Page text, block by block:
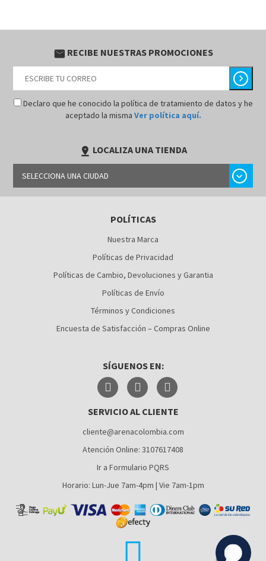
email RECIBE NUESTRAS PROMOCIONES
chevron_right
Declaro que he conocido la política de tratamiento de datos y he
aceptado la misma Ver política aquí.
pin_drop LOCALIZA UNA TIENDA
SELECCIONA UNA CIUDAD chevron_right
BARRANQUILLA
SANTA MARTA
VILLAVICENCIO
POLÍTICAS
Nuestra Marca
Políticas de Privacidad
Políticas de Cambio, Devoluciones y Garantia
Políticas de Envío
Términos y Condiciones
Encuesta de Satisfacción – Compras Online
SÍGUENOS EN:
SERVICIO AL CLIENTE
cliente@arenacolombia.com
Atención Online: 3107617408
Ir a Formulario PQRS
Horario: Lun-Jue 7am-4pm | Vie 7am-1pm